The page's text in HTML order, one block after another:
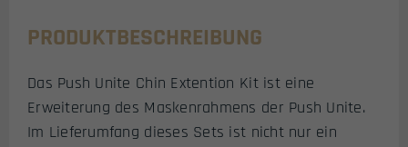
PRODUKTBESCHREIBUNG
Das Push Unite Chin Extention Kit ist eine
Erweiterung des Maskenrahmens der Push Unite.
Im Lieferumfang dieses Sets ist nicht nur ein